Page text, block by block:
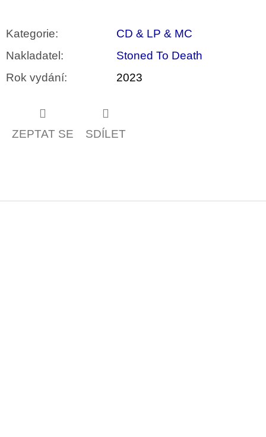
Kategorie:
CD & LP & MC
Nakladatel :
Stoned To Death
Rok vydání: 2023
ZEPTAT SE SDÍLET